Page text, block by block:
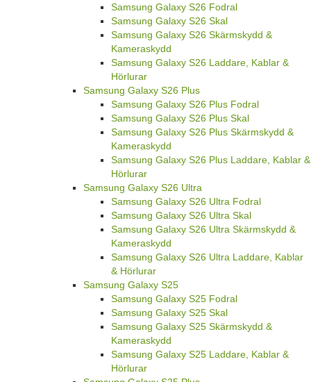
Samsung Galaxy S26 Fodral
Samsung Galaxy S26 Skal
Samsung Galaxy S26 Skärmskydd &
Kameraskydd
Samsung Galaxy S26 Laddare, Kablar &
Hörlurar
Samsung Galaxy S26 Plus
Samsung Galaxy S26 Plus Fodral
Samsung Galaxy S26 Plus Skal
Samsung Galaxy S26 Plus Skärmskydd &
Kameraskydd
Samsung Galaxy S26 Plus Laddare, Kablar &
Hörlurar
Samsung Galaxy S26 Ultra
Samsung Galaxy S26 Ultra Fodral
Samsung Galaxy S26 Ultra Skal
Samsung Galaxy S26 Ultra Skärmskydd &
Kameraskydd
Samsung Galaxy S26 Ultra Laddare, Kablar
& Hörlurar
Samsung Galaxy S25
Samsung Galaxy S25 Fodral
Samsung Galaxy S25 Skal
Samsung Galaxy S25 Skärmskydd &
Kameraskydd
Samsung Galaxy S25 Laddare, Kablar &
Hörlurar